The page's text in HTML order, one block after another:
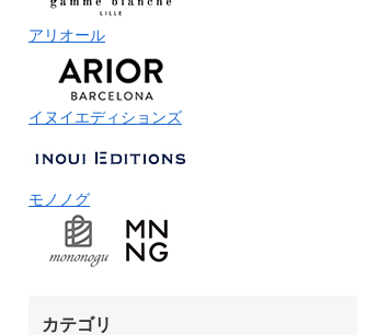
アリオール
イヌイエディションズ
モノノグ
カテゴリ